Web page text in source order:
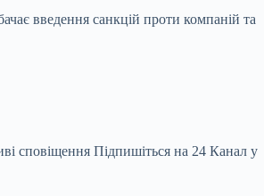
введення санкцій проти компаній та
сповіщення Підпишіться на 24 Канал у